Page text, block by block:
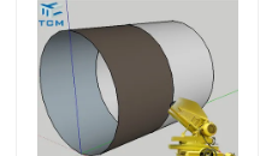
পণ্য
আমাদের সম্বন্ধে